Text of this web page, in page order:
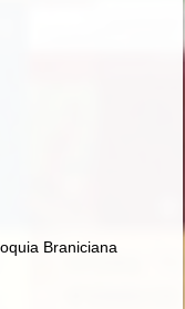
w Grudziądzu na
Braniciana